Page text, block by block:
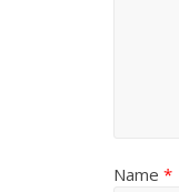
Name *